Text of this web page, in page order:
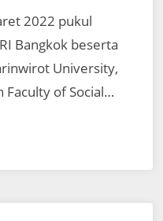
2022 pukul
Bangkok beserta
University,
Faculty of Social…